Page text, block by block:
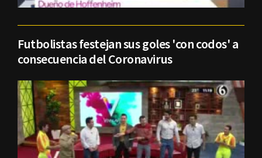
Futbolistas festejan sus goles 'con codos' a
consecuencia del Coronavirus